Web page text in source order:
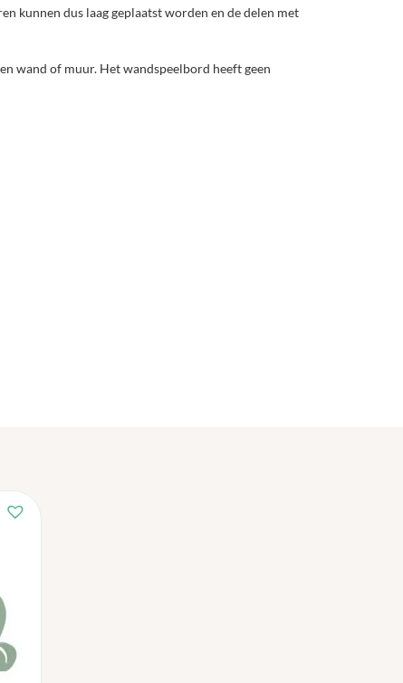
kunnen dus laag geplaatst worden en de delen met
wand of muur. Het wandspeelbord heeft geen